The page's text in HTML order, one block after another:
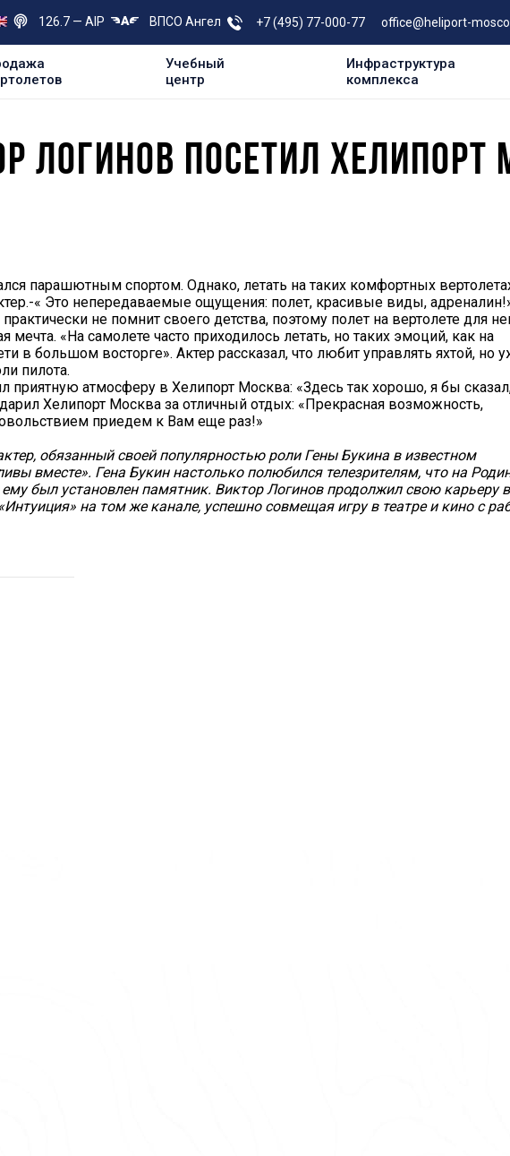
126.7 — AIP ВПСО Ангел +7 (495) 77-000-77 office@heliport-
Учебный
центр
Инфраструктура
комплекса
ЛОГИНОВ ПОСЕТИЛ ХЕЛИПОРТ
парашютным спортом. Однако, летать на таких комфортных
« Это непередаваемые ощущения: полет, красивые виды,
не помнит своего детства, поэтому полет на вертолете для
мечта. «На самолете часто приходилось летать, но таких эмоций, как на
в большом восторге». Актер рассказал, что любит управлять яхтой, но
пилота.
атмосферу в Хелипорт Москва: «Здесь так хорошо, я бы
Хелипорт Москва за отличный отдых: «Прекрасная возможность,
приедем к Вам еще раз!»
обязанный своей популярностью роли Гены Букина в известном
вместе». Гена Букин настолько полюбился телезрителям, что на
ему был установлен памятник. Виктор Логинов продолжил свою карьеру в
на том же канале, успешно совмещая игру в театре и кино с